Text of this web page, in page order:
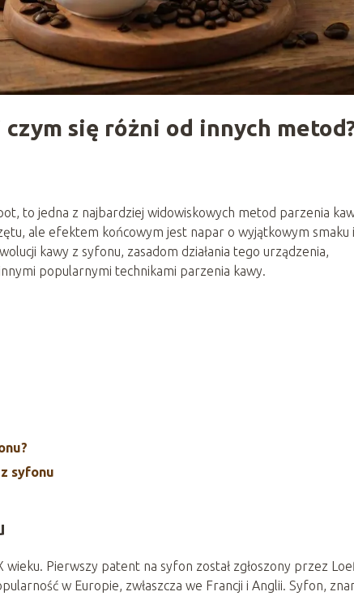
się różni od innych
to jedna z najbardziej widowiskowych metod parzenia
ale efektem końcowym jest napar o wyjątkowym smaku i
kawy z syfonu, zasadom działania tego urządzenia,
popularnymi technikami parzenia kawy.
syfonu
Pierwszy patent na syfon został zgłoszony przez
w Europie, zwłaszcza we Francji i Anglii. Syfon,